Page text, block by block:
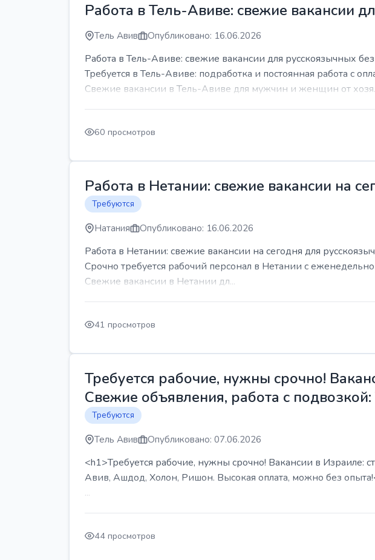
Работа в Тель-Авиве: свежие вакансии
Тель Авив Опубликовано: 16.06.2026
Работа в Тель-Авиве: свежие вакансии для русскоязычных
Требуется в Тель-Авиве: подработка и постоянная работа с
Свежие вакансии в Тель-Авиве для мужчин и женщин от
60 просмотров
Работа в Нетании: свежие вакансии на
Требуются
Натания Опубликовано: 16.06.2026
Работа в Нетании: свежие вакансии на сегодня для
Срочно требуется рабочий персонал в Нетании с
Свежие вакансии в Нетании дл...
41 просмотров
Требуется рабочие, нужны срочно!
Свежие объявления, работа с
Требуются
Тель Авив Опубликовано: 07.06.2026
<h1>Требуется рабочие, нужны срочно! Вакансии в Израиле:
Авив, Ашдод, Холон, Ришон. Высокая оплата, можно без
...
44 просмотров